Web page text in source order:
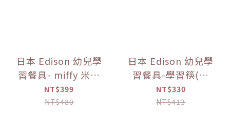
日本 Edison 幼兒學
習餐具- miffy 米菲
寶餐具【優惠限
NT$399
NT$480
日本 Edison 幼兒學
習餐具-學習筷(右
手) -miffy 米菲兔
(右手)/(左手)【優
NT$330
NT$413